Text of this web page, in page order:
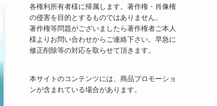
各権利所有者様に帰属します。著作権・肖像権
の侵害を目的とするものではありません。
著作権等問題がございましたら著作権者ご本人
様よりお問い合わせからご連絡下さい。早急に
修正削除等の対応を取らせて頂きます。
本サイトのコンテンツには、商品プロモーショ
ンが含まれている場合があります。